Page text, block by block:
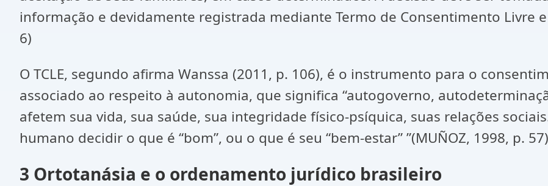
informação e devidamente registrada mediante Termo de Consentimento Livre e
6)
O TCLE, segundo afirma Wanssa (2011, p. 106), é o instrumento para o
associado ao respeito à autonomia, que significa “autogoverno,
afetem sua vida, sua saúde, sua integridade físico-psíquica, suas relações
humano decidir o que é “bom”, ou o que é seu “bem-estar” ”(MUÑOZ, 1998, p.
3 Ortotanásia e o ordenamento jurídico brasileiro